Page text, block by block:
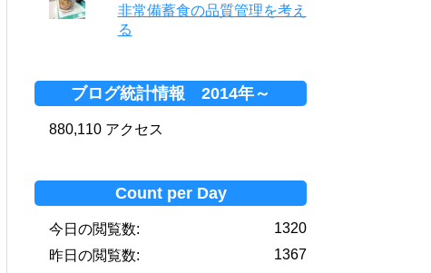
非常備蓄食の品質管理を考え
る
ブログ統計情報 2014年～
880,110 アクセス
Count per Day
1320
今日の閲覧数:
1367
昨日の閲覧数: